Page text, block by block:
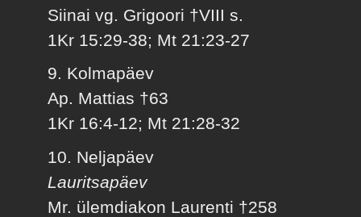
Siinai vg. Grigoori †VIII s.
1Kr 15:29-38; Mt 21:23-27
9. Kolmapäev
Ap. Mattias †63
1Kr 16:4-12; Mt 21:28-32
10. Neljapäev
Lauritsapäev
Mr. ülemdiakon Laurenti †258